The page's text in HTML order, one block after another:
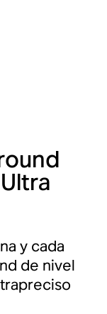
y cada
de nivel